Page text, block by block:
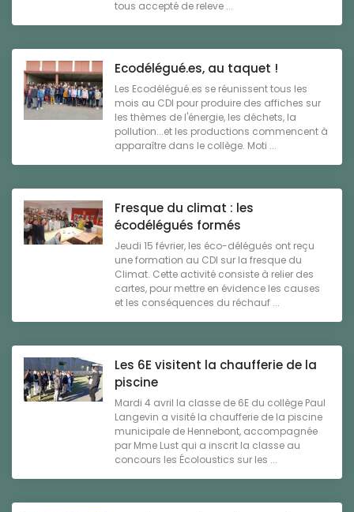
tous accepté de releve ...
Ecodélégué.es, au taquet !
Les Ecodélégué.es se réunissent tous les
mois au CDI pour produire des affiches sur
les thèmes de l'énergie, les déchets, la
pollution...et les productions commencent à
apparaître dans le collège. Moti ...
Fresque du climat : les
écodélégués formés
Jeudi 15 février, les éco-délégués ont reçu
une formation au CDI sur la fresque du
Climat. Cette activité consiste à relier des
cartes, pour mettre en évidence les causes
et les conséquences du réchauf ...
Les 6E visitent la chaufferie de la
piscine
Mardi 4 avril la classe de 6E du collège Paul
Langevin a visité la chaufferie de la piscine
municipale de Hennebont, accompagnée
par Mme Lust qui a inscrit la classe au
concours les Écoloustics sur les ...